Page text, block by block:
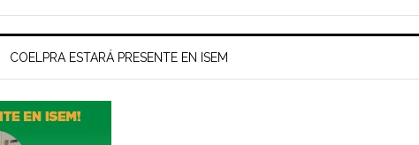
COELPRA ESTARÁ PRESENTE EN ISEM